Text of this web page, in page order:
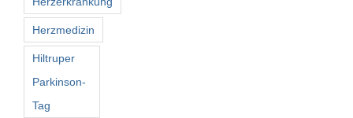
Herzmedizin
Hiltruper
Parkinson-
Tag